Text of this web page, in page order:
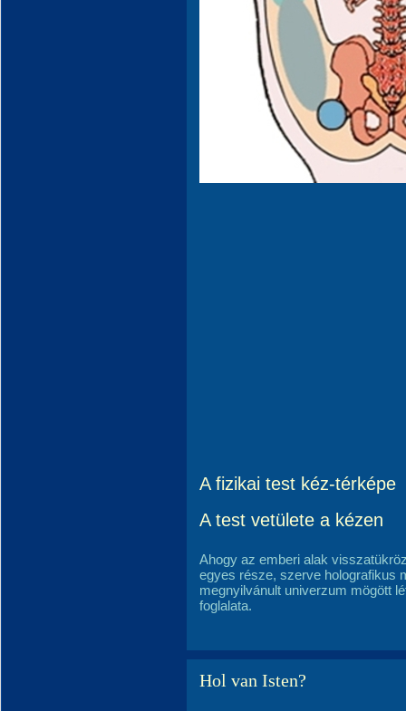
A fizikai test kéz-térképe
A test vetülete a kézen
Ahogy az emberi alak
egyes része, szerve holografikus
megnyilvánult univerzum mögött
foglalata.
Hol van Isten?